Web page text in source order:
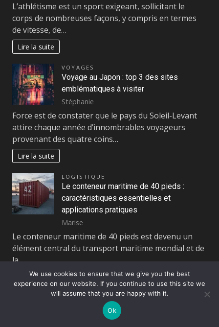
L’athlétisme est un sport exigeant, sollicitant le
corps de nombreuses façons, y compris en termes
de vitesse, de…
Lire la suite
VOYAGES
Voyage au Japon : top 3 des sites
emblématiques à visiter
Stéphanie
Force est de constater que le pays du Soleil-Levant
attire chaque année d’innombrables voyageurs
provenant des quatre coins…
Lire la suite
LOGISTIQUE
Le conteneur maritime de 40 pieds :
caractéristiques essentielles et
applications pratiques
Marise
Le conteneur maritime de 40 pieds est devenu un
élément central du transport maritime mondial et de
la…
Lire la suite
MAISON
Optimiser votre sécurité d’entreprise :
coûts et services de gardiennage
We use cookies to ensure that we give you the best
experience on our website. If you continue to use this site we
will assume that you are happy with it.
Ok